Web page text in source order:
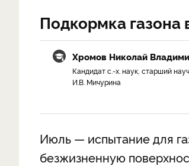
Подкормка газона
Хромов Николай
Кандидат с.-х. наук, старший
И.В. Мичурина
Июль — испытание для
безжизненную